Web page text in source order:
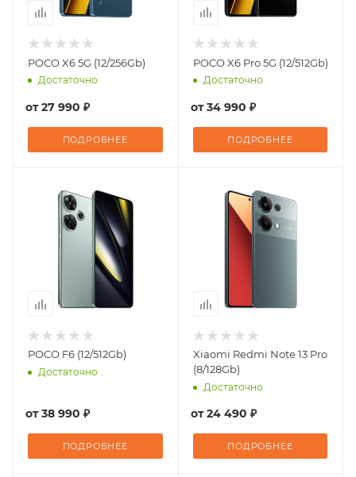
POCO X6 5G (12/256Gb)
Достаточно
от27 990 ₽
ПОДРОБНЕЕ
POCO X6 Pro 5G (12/512Gb)
Достаточно
от34 990 ₽
ПОДРОБНЕЕ
POCO F6 (12/512Gb)
Достаточно
от38 990 ₽
ПОДРОБНЕЕ
Xiaomi Redmi Note 13 Pro
(8/128Gb)
Достаточно
от24 490 ₽
ПОДРОБНЕЕ